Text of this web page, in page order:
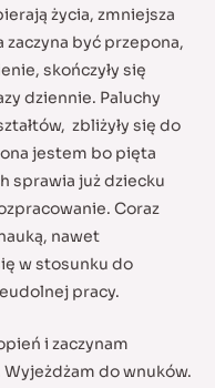
życia, zmniejsza
być przepona,
skończyły się
dziennie. Paluchy
zbliżyły się do
jestem bo pięta
sprawia już dziecku
Coraz
nawet
w stosunku do
pracy.
i zaczynam
do wnuków.